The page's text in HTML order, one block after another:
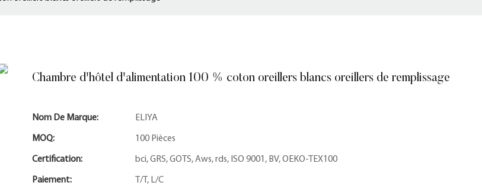
Français
Chambre d'hôtel d'alimentation 100 % coton oreillers blancs oreillers de remplissage
Nom De Marque: ELIYA
MOQ: 100 Pièces
Certification: bci, GRS, GOTS, Aws, rds, ISO 9001, BV, OEKO-TEX100
Paiement: T/T, L/C